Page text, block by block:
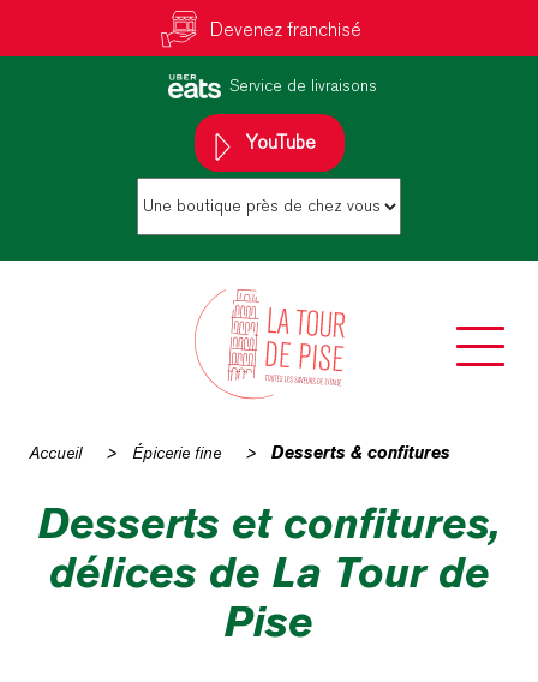
Devenez franchisé
Service de livraisons
YouTube
Accueil > Épicerie fine > Desserts & confitures
Desserts et confitures,
délices de La Tour de
Pise